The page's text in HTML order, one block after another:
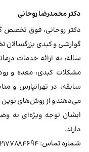
دکتر محمدرضا روحانی
دکتر روحانی، فوق تخصص
گوارشی و کبدی بزرگسالان
ساله، به ارائه خدمات
مشکلات کبدی، معده و
سابقه، در تهرانپارس و
می‌دهند و از روش‌های نوین
ایشان توجه ویژه‌ای به
دارند.
شماره تماس: ۰۲۱۷۷۸۸۴۶۹۴